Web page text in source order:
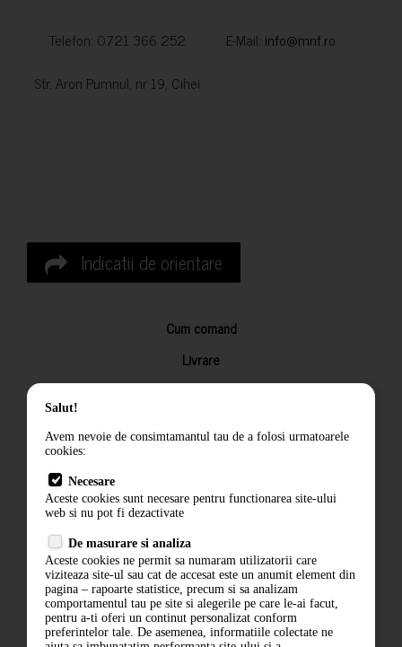
Telefon: 0721 366 252 E-Mail: info@mnf.ro
Str. Aron Pumnul, nr 19, Cihei
Indicatii de orientare
Cum comand
Livrare
Returnarea produselor
Termeni si conditii
Politica de confidentialitate
ANPC
Salut!
Avem nevoie de consimtamantul tau de a folosi urmatoarele
cookies:
Necesare
Aceste cookies sunt necesare pentru functionarea site-ului
web si nu pot fi dezactivate
De masurare si analiza
Aceste cookies ne permit sa numaram utilizatorii care
viziteaza site-ul sau cat de accesat este un anumit element din
pagina – rapoarte statistice, precum si sa analizam
comportamentul tau pe site si alegerile pe care le-ai facut,
pentru a-ti oferi un continut personalizat conform
preferintelor tale. De asemenea, informatiile colectate ne